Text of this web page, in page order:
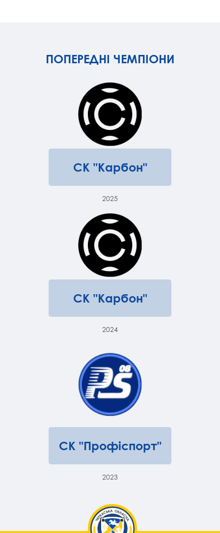
ПОПЕРЕДНІ ЧЕМПІОНИ
СК "Карбон"
2025
СК "Карбон"
2024
СК "Профіспорт"
2023